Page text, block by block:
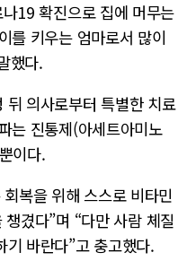
19 확진으로 집에 머무는
를 키우는 엄마로서 많이
했다.
뒤 의사로부터 특별한 치료
는 진통제(아세트아미노
이다.
복을 위해 스스로 비타민
겼다”며 “다만 사람 체질
바란다”고 충고했다.